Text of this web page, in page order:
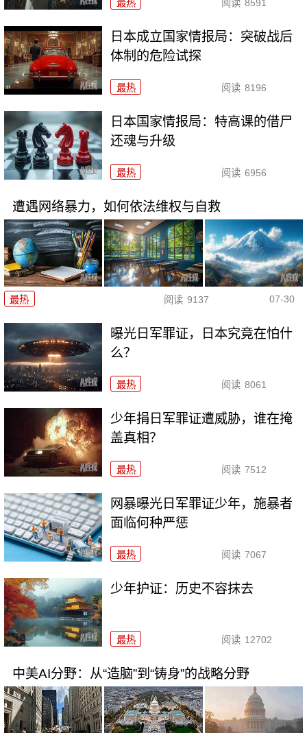
最热 阅读 8591
日本成立国家情报局：突破战后
体制的危险试探
最热 阅读 8196
日本国家情报局：特高课的借尸
还魂与升级
最热 阅读 6956
遭遇网络暴力，如何依法维权与自救
最热 阅读 9137 07-30
曝光日军罪证，日本究竟在怕什
么？
最热 阅读 8061
少年捐日军罪证遭威胁，谁在掩
盖真相？
最热 阅读 7512
网暴曝光日军罪证少年，施暴者
面临何种严惩
最热 阅读 7067
少年护证：历史不容抹去
最热 阅读 12702
中美AI分野：从“造脑”到“铸身”的战略分野